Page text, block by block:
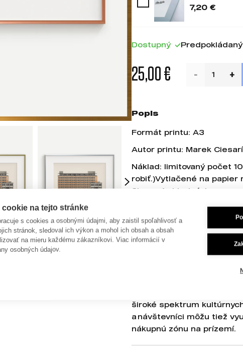
7,20 €
Dostupný
25,00 €
Popis
Formát printu: A3
Autor printu: Marek
Náklad: limitovaný počet
robiť.)Vytlačené na papier
2ks na 1 objednávku.
Najväčšie a
sídli v budove bývalej
Račianskej ulici. V Novej
má názov odvodený od
– Cvernovky na
odísť všetky ateliéry,
Cvernovke na 25 rokov
školy. Dnes je areál Novej
široké spektrum
a návštevníci môžu tiež
nákupnú zónu na prízemí.
na tejto stránke
s cookies a osobnými údajmi, aby zaistil spoľahlivosť a
stránok, sledoval ich výkon a mohol ich obsah a obsah
na mieru každému zákazníkovi. Viac informácií v
osobných údajov.